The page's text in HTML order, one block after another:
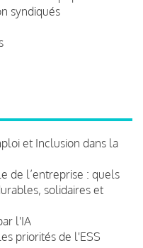
syndiqués
et Inclusion dans la
de l’entreprise : quels
solidaires et
l'IA
priorités de l'ESS